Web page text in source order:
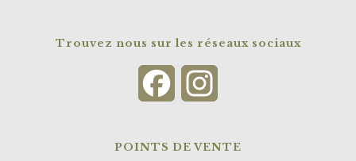
Trouvez nous sur les réseaux sociaux
Facebook
POINTS DE VENTE